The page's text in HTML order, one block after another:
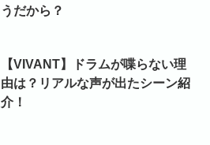
うだから？
【VIVANT】ドラムが喋らない理
由は？リアルな声が出たシーン紹
介！